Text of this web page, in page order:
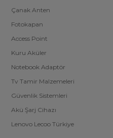
Çanak Anten
Fotokapan
Access Point
Kuru Aküler
Notebook Adaptör
Tv Tamir Malzemeleri
Güvenlik Sistemleri
Akü Şarj Cihazı
Lenovo Lecoo Türkiye